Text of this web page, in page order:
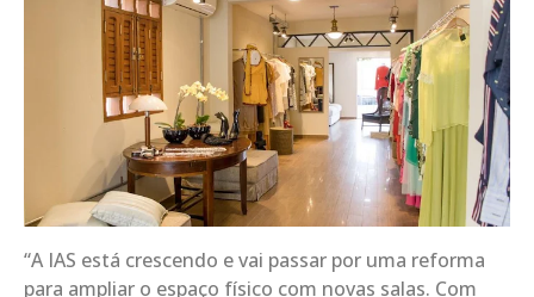
“A IAS está crescendo e vai passar por uma reforma
para ampliar o espaço físico com novas salas. Com